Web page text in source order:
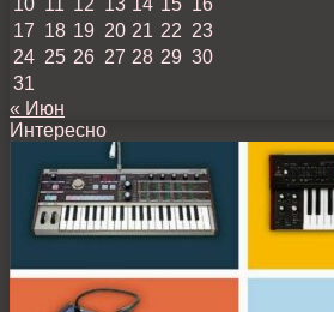
10 11 12 13 14 15 16
17 18 19 20 21 22 23
24 25 26 27 28 29 30
31
« Июн
Интересно